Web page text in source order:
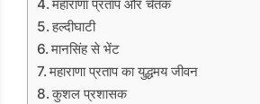
महाराणा प्रताप और चेतक
हल्दीघाटी
मानसिंह से भेंट
महाराणा प्रताप का युद्धमय जीवन
कुशल प्रशासक